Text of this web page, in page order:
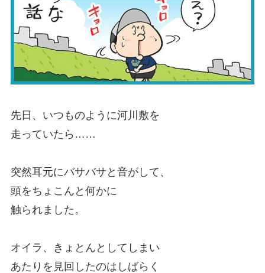
先日、いつものように河川敷を
走っていたら……
突然耳元にバサバサと音がして、
頭をちょこんと何かに
触られました。
オイラ、きょとんとしてしまい
あたりを見回したのはしばらく